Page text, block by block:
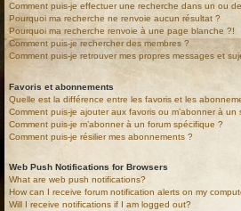
Comment puis-je effectuer une recherche dans un ou
Pourquoi ma recherche ne renvoie aucun résultat ?
Pourquoi ma recherche renvoie à une page blanche ?!
Comment puis-je rechercher des membres ?
Comment puis-je retrouver mes propres messages et
Favoris et abonnements
Quelle est la différence entre les favoris et les
Comment puis-je ajouter aux favoris ou m’abonner à un
Comment puis-je m’abonner à un forum spécifique ?
Comment puis-je résilier mes abonnements ?
Web Push Notifications for Browsers
What are web push notifications?
How can I receive forum notification alerts on my
Will I receive notifications if I am logged out?